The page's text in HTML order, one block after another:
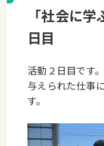
「社会に
日目
活動２日目です
与えられた仕事
す。